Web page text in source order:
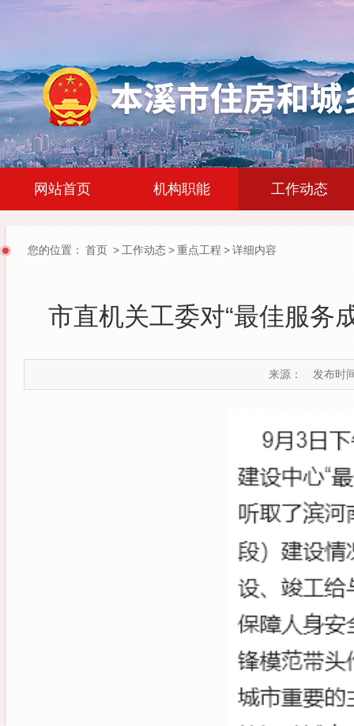
网站首页 机构职能 工作动态
您的位置： 首页 > 工作动态>重点工程 >详细内容
市直机关工委对“最佳服
来源： 发布时